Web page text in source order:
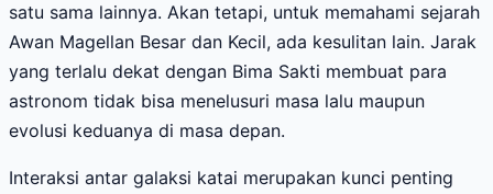
satu sama lainnya. Akan tetapi, untuk memahami sejarah
Awan Magellan Besar dan Kecil, ada kesulitan lain. Jarak
yang terlalu dekat dengan Bima Sakti membuat para
astronom tidak bisa menelusuri masa lalu maupun
evolusi keduanya di masa depan.
Interaksi antar galaksi katai merupakan kunci penting